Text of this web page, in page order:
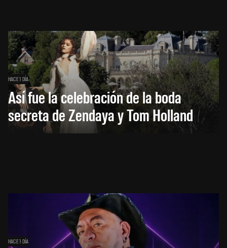
HACE 1 DÍA
Así fue la celebración de la boda
secreta de Zendaya y Tom Holland
HACE 1 DÍA